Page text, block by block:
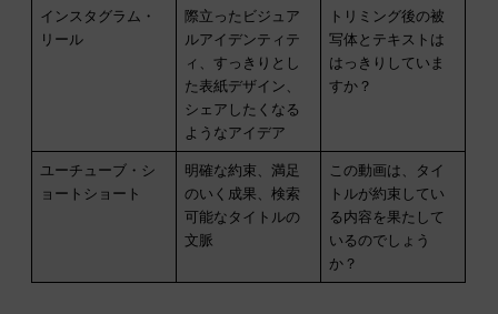
インスタグラム・
リール
際立ったビジュア
ルアイデンティテ
ィ、すっきりとし
た表紙デザイン、
シェアしたくなる
ようなアイデア
トリミング後の被
写体とテキストは
はっきりしていま
すか？
ユーチューブ・シ
ョートショート
明確な約束、満足
のいく成果、検索
可能なタイトルの
文脈
この動画は、タイ
トルが約束してい
る内容を果たして
いるのでしょう
か？